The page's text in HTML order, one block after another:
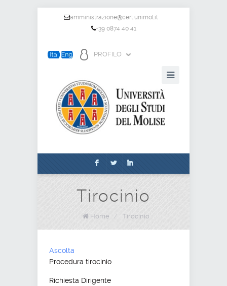
amministrazione@cert.unimol.it
+39 0874 40 41
PROFILO
F L I
Tirocinio
Home / Tirocinio
Ascolta
Procedura tirocinio
Richiesta Dirigente